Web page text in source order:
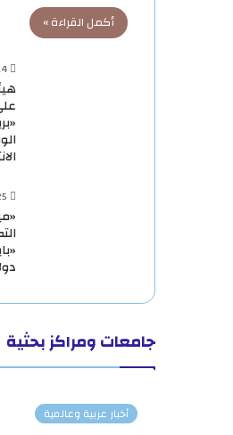
أكمل القراءة »
14
25
جامعات ومراكز بحثية
أخبار عربية وعالمية